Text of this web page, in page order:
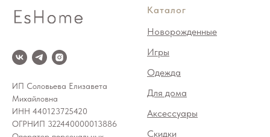
ИП Соловьева Елизавета
Михайловна
ИНН 440123725420
ОГРНИП 322440000013886
Каталог
Новорожденные
Игры
Одежда
Для дома
Аксессуары
Скидки